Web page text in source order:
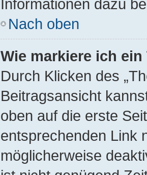
Informationen dazu
Nach oben
Wie markiere ich
Durch Klicken des
Beitragsansicht
oben auf die erste
entsprechenden Link
möglicherweise